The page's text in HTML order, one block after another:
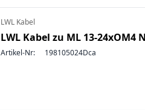
LWL Kabel
LWL Kabel zu ML 13-
Artikel-Nr: 198105024Dca